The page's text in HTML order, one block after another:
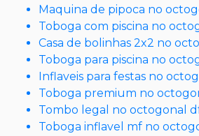
Maquina de pipoca no
Toboga com piscina no
Casa de bolinhas 2x2 no
Toboga para piscina no
Inflaveis para festas no
Toboga premium no
Tombo legal no octogonal
Toboga inflavel mf no